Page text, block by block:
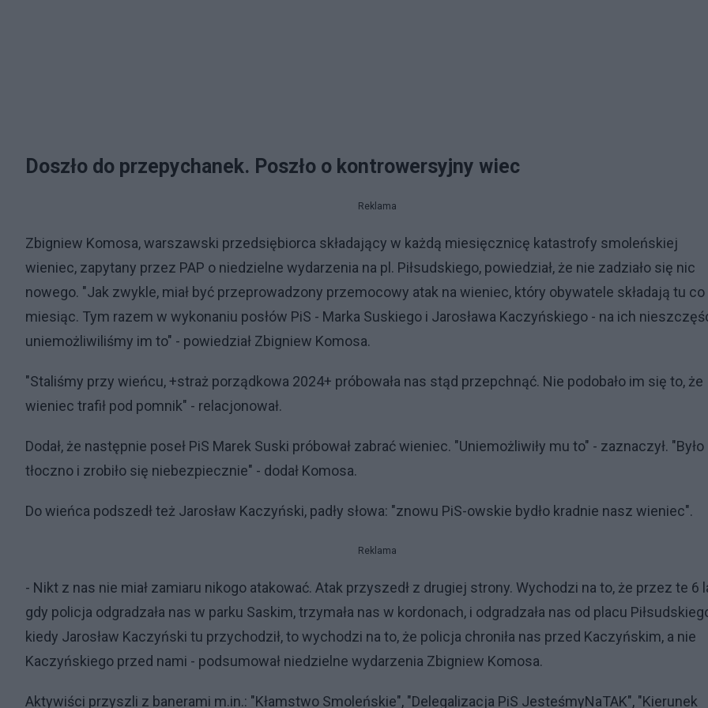
Doszło do przepychanek. Poszło o kontrowersyjny wiec
Reklama
Zbigniew Komosa, warszawski przedsiębiorca składający w każdą miesięcznicę katastrofy smoleńskiej
wieniec, zapytany przez PAP o niedzielne wydarzenia na pl. Piłsudskiego, powiedział, że nie zadziało się nic
nowego. "Jak zwykle, miał być przeprowadzony przemocowy atak na wieniec, który obywatele składają tu co
miesiąc. Tym razem w wykonaniu posłów PiS - Marka Suskiego i Jarosława Kaczyńskiego - na ich
uniemożliwiliśmy im to" - powiedział Zbigniew Komosa.
"Staliśmy przy wieńcu, +straż porządkowa 2024+ próbowała nas stąd przepchnąć. Nie podobało im się to, że
wieniec trafił pod pomnik" - relacjonował.
Dodał, że następnie poseł PiS Marek Suski próbował zabrać wieniec. "Uniemożliwiły mu to" - zaznaczył. "Było
tłoczno i zrobiło się niebezpiecznie" - dodał Komosa.
Do wieńca podszedł też Jarosław Kaczyński, padły słowa: "znowu PiS-owskie bydło kradnie nasz wieniec".
Reklama
- Nikt z nas nie miał zamiaru nikogo atakować. Atak przyszedł z drugiej strony. Wychodzi na to, że przez te 6
gdy policja odgradzała nas w parku Saskim, trzymała nas w kordonach, i odgradzała nas od placu
kiedy Jarosław Kaczyński tu przychodził, to wychodzi na to, że policja chroniła nas przed Kaczyńskim, a nie
Kaczyńskiego przed nami - podsumował niedzielne wydarzenia Zbigniew Komosa.
Aktywiści przyszli z banerami m.in.: "Kłamstwo Smoleńskie", "Delegalizacja PiS JesteśmyNaTAK", "Kierunek